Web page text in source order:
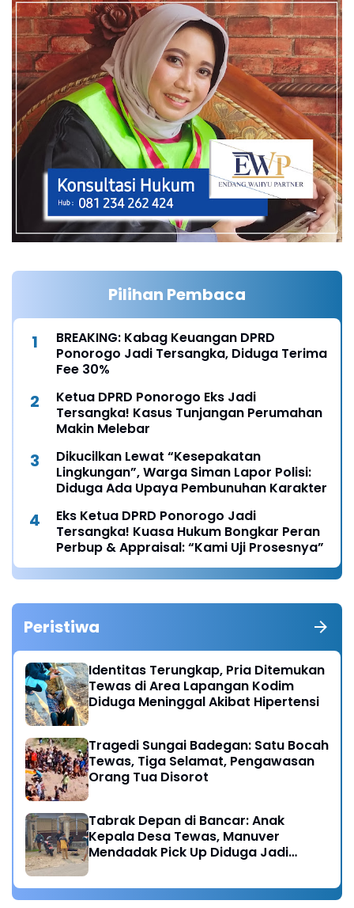
Pilihan Pembaca
BREAKING: Kabag Keuangan DPRD
Ponorogo Jadi Tersangka, Diduga Terima
Fee 30%
Ketua DPRD Ponorogo Eks Jadi
Tersangka! Kasus Tunjangan Perumahan
Makin Melebar
Dikucilkan Lewat “Kesepakatan
Lingkungan”, Warga Siman Lapor Polisi:
Diduga Ada Upaya Pembunuhan Karakter
Eks Ketua DPRD Ponorogo Jadi
Tersangka! Kuasa Hukum Bongkar Peran
Perbup & Appraisal: “Kami Uji Prosesnya”
Peristiwa
Identitas Terungkap, Pria Ditemukan
Tewas di Area Lapangan Kodim
Diduga Meninggal Akibat Hipertensi
Tragedi Sungai Badegan: Satu Bocah
Tewas, Tiga Selamat, Pengawasan
Orang Tua Disorot
Tabrak Depan di Bancar: Anak
Kepala Desa Tewas, Manuver
Mendadak Pick Up Diduga Jadi